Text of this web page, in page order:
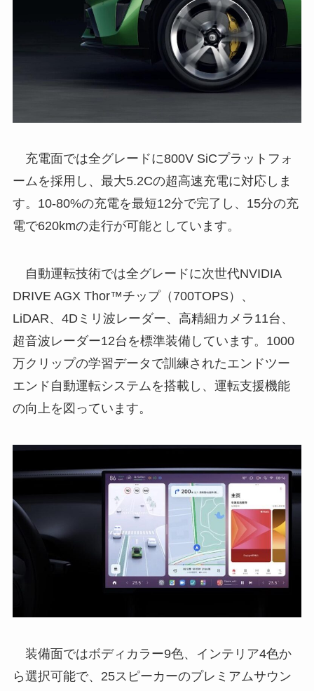
充電面では全グレードに800V SiCプラットフォ
ームを採用し、最大5.2Cの超高速充電に対応しま
す。10-80%の充電を最短12分で完了し、15分の充
電で620kmの走行が可能としています。
自動運転技術では全グレードに次世代NVIDIA
DRIVE AGX Thor™チップ（700TOPS）、
LiDAR、4Dミリ波レーダー、高精細カメラ11台、
超音波レーダー12台を標準装備しています。1000
万クリップの学習データで訓練されたエンドツー
エンド自動運転システムを搭載し、運転支援機能
の向上を図っています。
装備面ではボディカラー9色、インテリア4色か
ら選択可能で、25スピーカーのプレミアムサウン